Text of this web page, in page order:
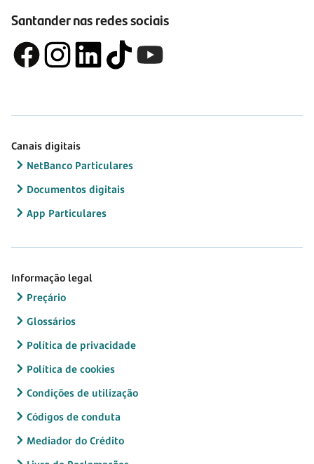
Santander nas redes sociais
Canais digitais
NetBanco Particulares
Documentos digitais
App Particulares
Informação legal
Preçário
Glossários
Política de privacidade
Política de cookies
Condições de utilização
Códigos de conduta
Mediador do Crédito